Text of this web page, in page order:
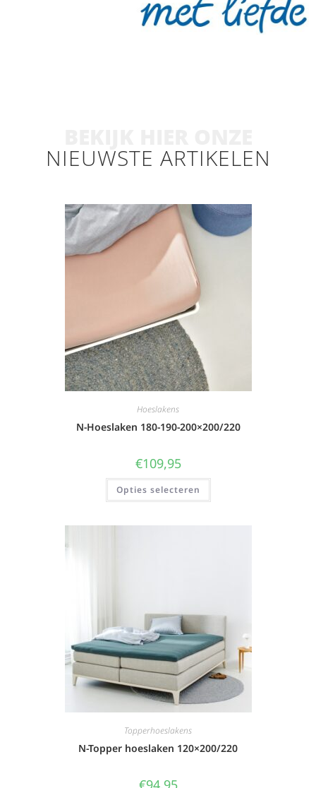
NIEUWSTE ARTIKELEN
Hoeslakens
N-Hoeslaken 180-190-200×200/220
€109,95
Opties selecteren
Topperhoeslakens
N-Topper hoeslaken 120×200/220
€94,95